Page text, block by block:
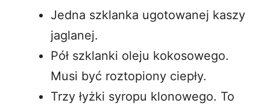
Jedna szklanka ugotowanej kaszy
jaglanej.
Pół szklanki oleju kokosowego.
Musi być roztopiony ciepły.
Trzy łyżki syropu klonowego. To